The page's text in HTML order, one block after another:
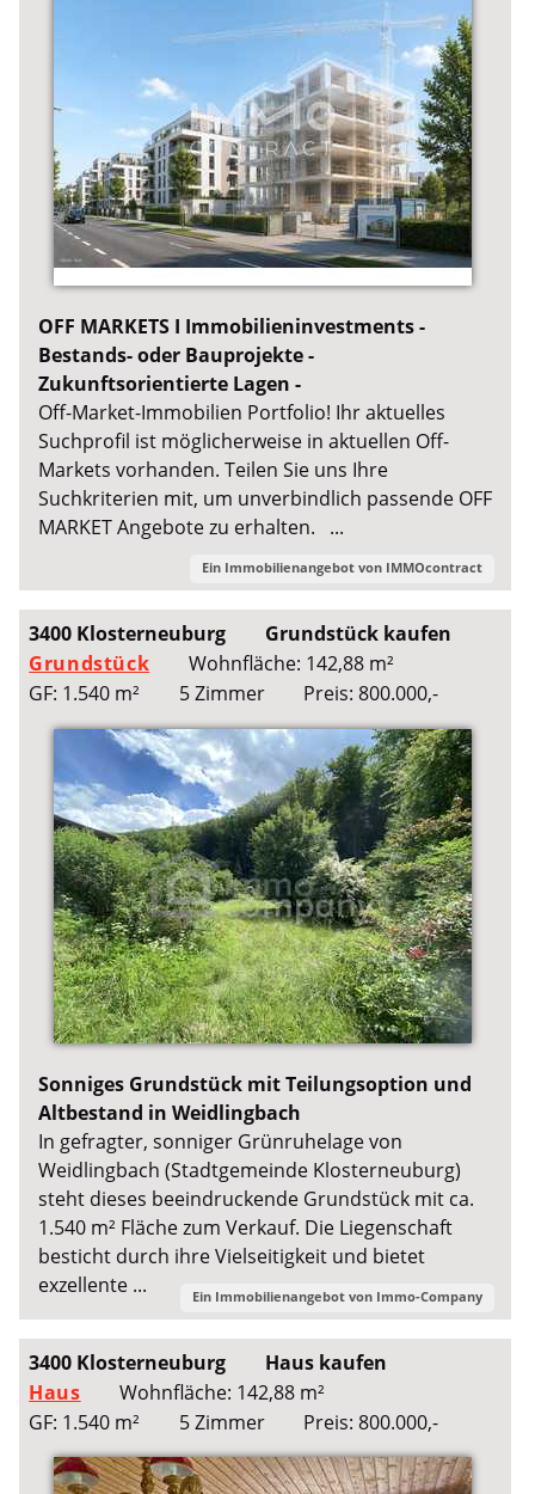
OFF MARKETS I Immobilieninvestments -
Bestands- oder Bauprojekte -
Zukunftsorientierte Lagen -
Off-Market-Immobilien Portfolio! Ihr aktuelles
Suchprofil ist möglicherweise in aktuellen Off-
Markets vorhanden. Teilen Sie uns Ihre
Suchkriterien mit, um unverbindlich passende OFF
MARKET Angebote zu erhalten. ...
Ein Immobilienangebot von IMMOcontract
3400 Klosterneuburg
Grundstück kaufen
Grundstück
Wohnfläche: 142,88 m²
GF: 1.540 m²
5 Zimmer Preis: 800.000,-
Sonniges Grundstück mit Teilungsoption und
Altbestand in Weidlingbach
In gefragter, sonniger Grünruhelage von
Weidlingbach (Stadtgemeinde Klosterneuburg)
steht dieses beeindruckende Grundstück mit ca.
1.540 m² Fläche zum Verkauf. Die Liegenschaft
besticht durch ihre Vielseitigkeit und bietet
exzellente ...
Ein Immobilienangebot von Immo-Company
3400 Klosterneuburg
Haus kaufen
Haus
Wohnfläche: 142,88 m²
GF: 1.540 m²
5 Zimmer Preis: 800.000,-